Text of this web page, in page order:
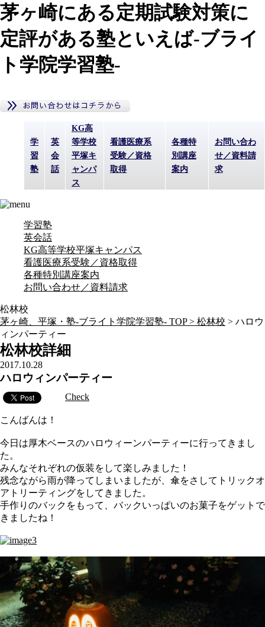
茅ヶ崎にある定期試験対策に
定評がある塾といえば-ブライ
ト学院学習塾-
学
習
塾
英
会
話
KG高
等学校
平塚キ
ャンパ
ス
看護医療系
受験／資格
取得
各種特
別講座
案内
お問い合わ
せ／資料請
求
学習塾
英会話
KG高等学校平塚キャンパス
看護医療系受験／資格取得
各種特別講座案内
お問い合わせ／資料請求
松林校
茅ヶ崎、平塚・塾-ブライト学院学習塾- TOP > 松林校 > ハロウ
ィンパーティー
松林校詳細
2017.10.28
ハロウィンパーティー
Check
こんばんは！
今日は厚木ベースのハロウィーンパーティーに行ってきまし
た。
みんなそれぞれの仮装をして楽しみました！
残念ながら雨が降ってしまいましたが、傘をさしてトリックオ
アトリーティングをしてきました。
手作りのバックをもって、バックいっぱいのお菓子をゲットで
きましたね！